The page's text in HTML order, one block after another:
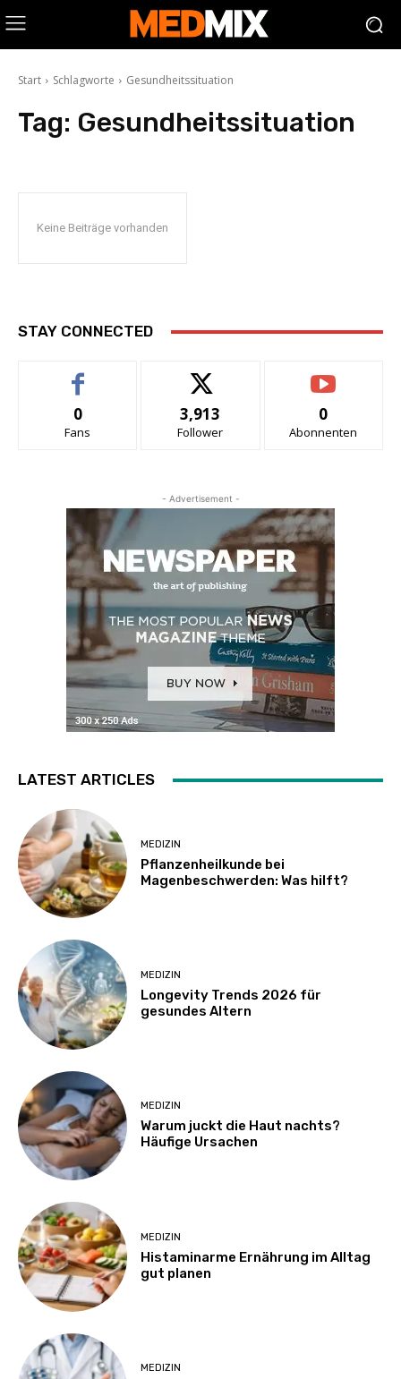
Start Schlagworte Gesundheitssituation
Tag: Gesundheitssituation
Keine Beiträge vorhanden
STAY CONNECTED
0
Fans
3,913
Follower
0
Abonnenten
- Advertisement -
LATEST ARTICLES
MEDIZIN
Pflanzenheilkunde bei
Magenbeschwerden: Was hilft?
MEDIZIN
Longevity Trends 2026 für
gesundes Altern
MEDIZIN
Warum juckt die Haut nachts?
Häufige Ursachen
MEDIZIN
Histaminarme Ernährung im Alltag
gut planen
MEDIZIN